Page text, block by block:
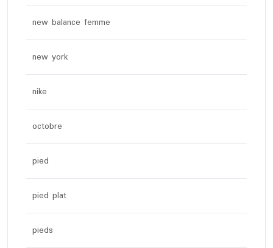
new balance femme
new york
nike
octobre
pied
pied plat
pieds